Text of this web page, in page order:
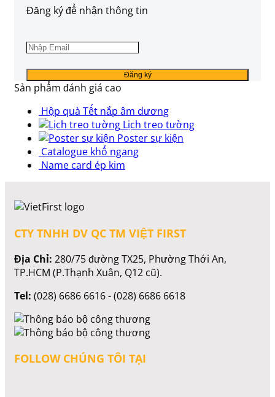
Đăng ký để nhận thông tin
Sản phẩm đánh giá cao
Hộp quà Tết nắp âm dương
Lịch treo tường
Poster sự kiện
Catalogue khổ ngang
Name card ép kim
CTY TNHH DV QC TM VIỆT FIRST
Địa Chỉ: 280/75 đường TX25, Phường Thới An,
TP.HCM (P.Thạnh Xuân, Q12 cũ).
Tel: (028) 6686 6616 - (028) 6686 6618
FOLLOW CHÚNG TÔI TẠI